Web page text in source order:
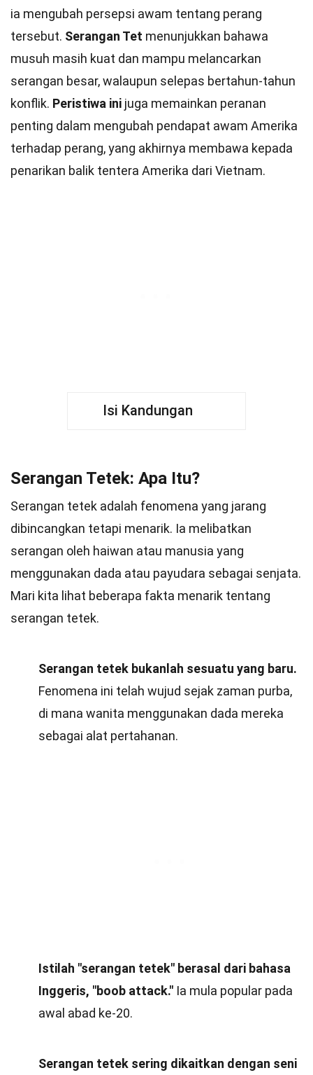
ia mengubah persepsi awam tentang perang
tersebut. Serangan Tet menunjukkan bahawa
musuh masih kuat dan mampu melancarkan
serangan besar, walaupun selepas bertahun-tahun
konflik. Peristiwa ini juga memainkan peranan
penting dalam mengubah pendapat awam Amerika
terhadap perang, yang akhirnya membawa kepada
penarikan balik tentera Amerika dari Vietnam.
Isi Kandungan
Serangan Tetek: Apa Itu?
Serangan tetek adalah fenomena yang jarang
dibincangkan tetapi menarik. Ia melibatkan
serangan oleh haiwan atau manusia yang
menggunakan dada atau payudara sebagai senjata.
Mari kita lihat beberapa fakta menarik tentang
serangan tetek.
Serangan tetek bukanlah sesuatu yang baru.
Fenomena ini telah wujud sejak zaman purba,
di mana wanita menggunakan dada mereka
sebagai alat pertahanan.
Istilah "serangan tetek" berasal dari bahasa
Inggeris, "boob attack." Ia mula popular pada
awal abad ke-20.
Serangan tetek sering dikaitkan dengan seni